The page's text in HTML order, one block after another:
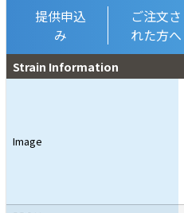
提供申込
み
ご注文さ
れた方へ
Strain Information
Image